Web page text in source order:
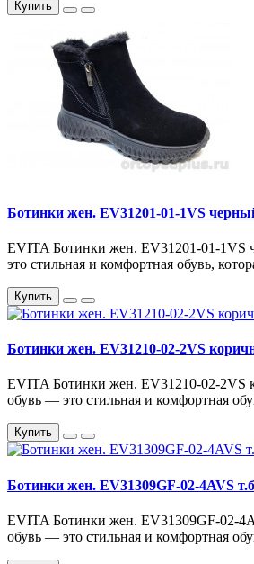
Купить
Ботинки жен. EV31201-01-1VS
EVITA Ботинки жен. EV31201-01-1VS
это стильная и комфортная обувь,
Купить
Ботинки жен. EV31210-02-2VS
EVITA Ботинки жен. EV31210-02-2VS
обувь — это стильная и комфортная
Купить
Ботинки жен. EV31309GF-02-4AVS
EVITA Ботинки жен. EV31309GF-02-
обувь — это стильная и комфортная